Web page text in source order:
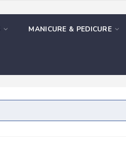
MANICURE & PEDICURE